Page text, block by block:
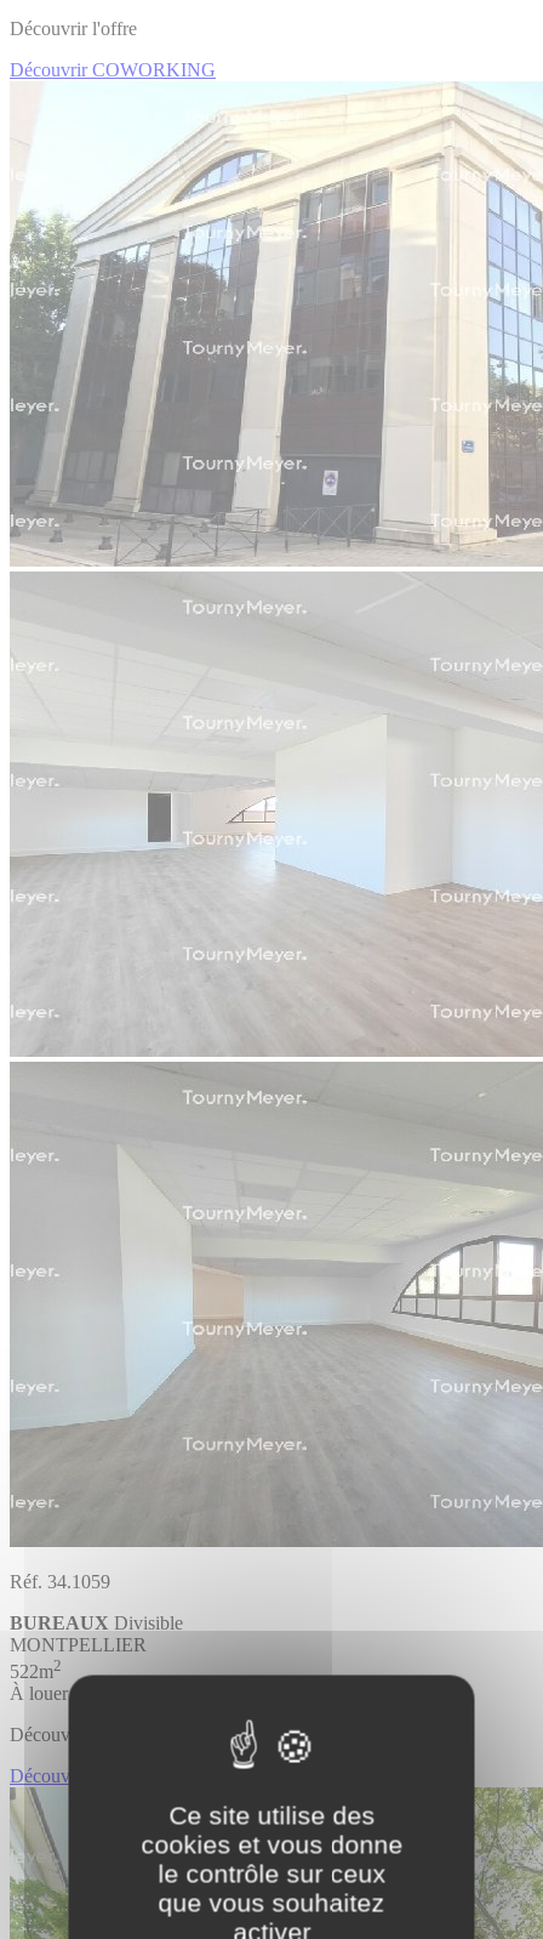
Ce site utilise des
cookies et vous donne
le contrôle sur ceux
que vous souhaitez
activer
Découvrir l'offre
Découvrir COWORKING
Réf. 34.1059
BUREAUX Divisible
MONTPELLIER
522m2
À louer
Découvrir l'offre
Découvrir BUREAUX